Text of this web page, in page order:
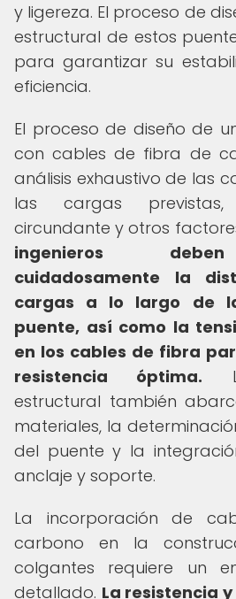
y ligereza. El proceso de
estructural de estos
para garantizar su
eficiencia.
El proceso de diseño de
con cables de fibra de
análisis exhaustivo de las
las cargas
circundante y otros
ingenieros
cuidadosamente la
cargas a lo largo de
puente, así como la
en los cables de fibra
resistencia óptima.
estructural también
materiales, la
del puente y la
anclaje y soporte.
La incorporación de
carbono en la
colgantes requiere un
detallado. La resistencia